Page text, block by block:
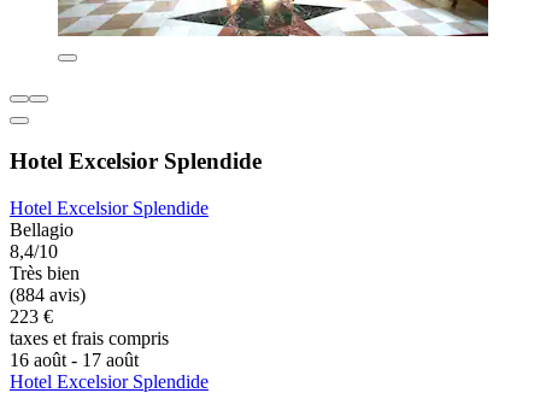
Hotel Excelsior Splendide
Hotel Excelsior Splendide
Bellagio
8,4/10
Très bien
(884 avis)
223 €
taxes et frais compris
16 août - 17 août
Hotel Excelsior Splendide